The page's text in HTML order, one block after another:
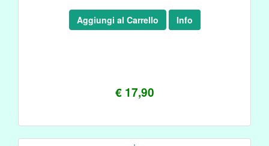
€ 17,90
Aggiungi al Carrello Info